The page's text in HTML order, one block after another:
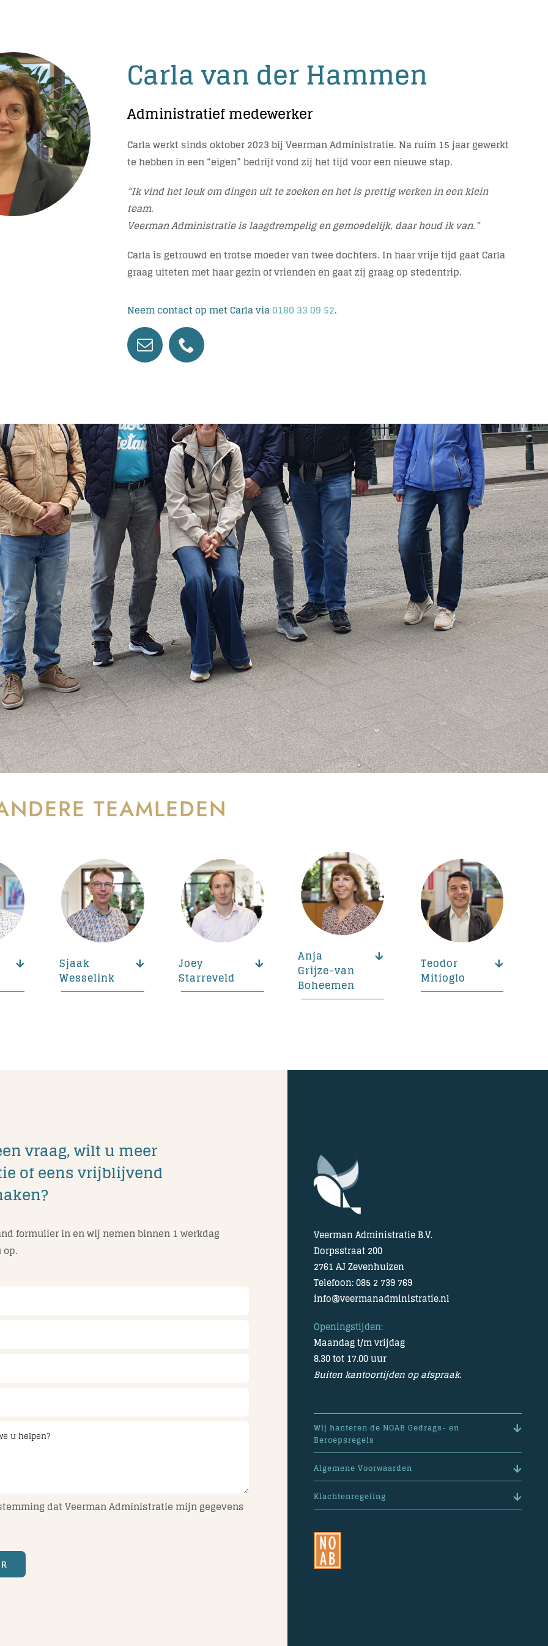
Carla van der Hammen
Administratief medewerker
Carla werkt sinds oktober 2023 bij Veerman Administratie. Na ruim 15 jaar gewerkt
te hebben in een “eigen” bedrijf vond zij het tijd voor een nieuwe stap.
“Ik vind het leuk om dingen uit te zoeken en het is prettig werken in een klein
team.
Veerman Administratie is laagdrempelig en gemoedelijk, daar houd ik van.”
Carla is getrouwd en trotse moeder van twee dochters. In haar vrije tijd gaat Carla
graag uiteten met haar gezin of vrienden en gaat zij graag op stedentrip.
Neem contact op met Carla via0180 33 09 52.
TEAMLEDEN
Sjaak
Wesselink
Joey
Starreveld
Anja
Grijze-van
Boheemen
Teodor
Mitioglo
vraag, wilt u meer
of eens vrijblijvend
formulier in en wij nemen binnen 1 werkdag
dat Veerman Administratie mijn gegevens
Veerman Administratie B.V.
Dorpsstraat 200
2761 AJ Zevenhuizen
Telefoon: 085 2 739 769
info@veermanadministratie.nl
Openingstijden:
Maandag t/m vrijdag
8.30 tot 17.00 uur
Buiten kantoortijden op afspraak.
Wij hanteren de NOAB Gedrags- en
Beroepsregels
Algemene Voorwaarden
Klachtenregeling